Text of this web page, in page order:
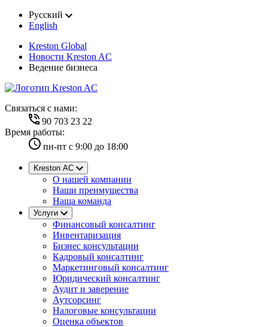
Русский
English
Kreston Global
Новости Kreston AC
Ведение бизнеса
Cвязаться с нами:
90 703 23 22
Время работы:
пн-пт с 9:00 до 18:00
Kreston AC
О нашей компании
Наши преимущества
Наша команда
Услуги
Финансовый консалтинг
Инвентаризация
Бизнес консультации
Кадровый консалтинг
Маркетинговый консалтинг
Юридический консалтинг
Аудит и заверение
Аутсорсинг
Налоговые консультации
Оценка объектов